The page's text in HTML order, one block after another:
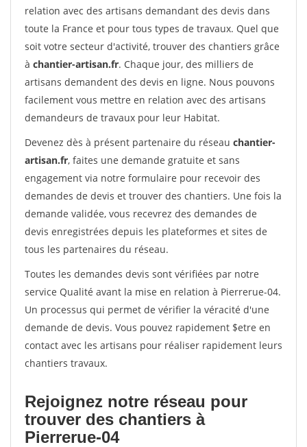
relation avec des artisans demandant des devis dans
toute la France et pour tous types de travaux. Quel que
soit votre secteur d'activité, trouver des chantiers grâce
à chantier-artisan.fr. Chaque jour, des milliers de
artisans demandent des devis en ligne. Nous pouvons
facilement vous mettre en relation avec des artisans
demandeurs de travaux pour leur Habitat.
Devenez dès à présent partenaire du réseau chantier-
artisan.fr, faites une demande gratuite et sans
engagement via notre formulaire pour recevoir des
demandes de devis et trouver des chantiers. Une fois la
demande validée, vous recevrez des demandes de
devis enregistrées depuis les plateformes et sites de
tous les partenaires du réseau.
Toutes les demandes devis sont vérifiées par notre
service Qualité avant la mise en relation à Pierrerue-04.
Un processus qui permet de vérifier la véracité d'une
demande de devis. Vous pouvez rapidement $etre en
contact avec les artisans pour réaliser rapidement leurs
chantiers travaux.
Rejoignez notre réseau pour
trouver des chantiers à
Pierrerue-04